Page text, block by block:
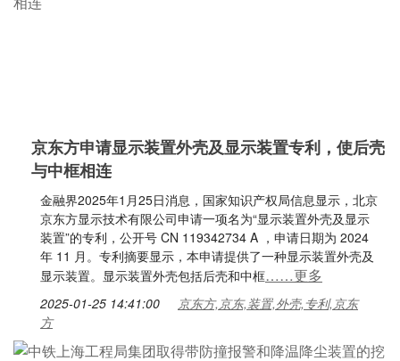
京东方申请显示装置外壳及显示装置专利，使后壳
与中框相连
金融界2025年1月25日消息，国家知识产权局信息显示，北京
京东方显示技术有限公司申请一项名为“显示装置外壳及显示
装置”的专利，公开号 CN 119342734 A ，申请日期为 2024
年 11 月。专利摘要显示，本申请提供了一种显示装置外壳及
显示装置。显示装置外壳包括后壳和中框……更多
2025-01-25 14:41:00
京东方,京东,装置,外壳,专利,京东
方